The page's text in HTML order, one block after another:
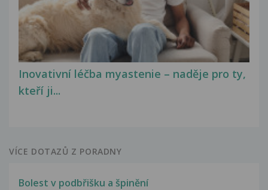
Inovativní léčba myastenie – naděje pro ty,
kteří ji...
VÍCE DOTAZŮ Z PORADNY
Bolest v podbřišku a špinění